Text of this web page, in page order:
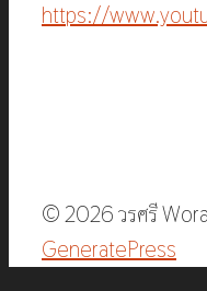
https://
© 2026 วรศรี
GeneratePress